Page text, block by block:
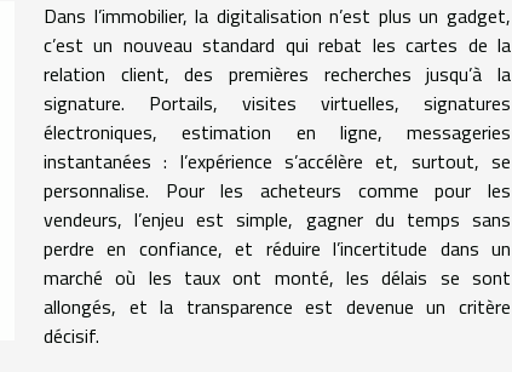
Dans l’immobilier, la digitalisation n’est plus un gadget,
c’est un nouveau standard qui rebat les cartes de la
relation client, des premières recherches jusqu’à la
signature. Portails, visites virtuelles, signatures
électroniques, estimation en ligne, messageries
instantanées : l’expérience s’accélère et, surtout, se
personnalise. Pour les acheteurs comme pour les
vendeurs, l’enjeu est simple, gagner du temps sans
perdre en confiance, et réduire l’incertitude dans un
marché où les taux ont monté, les délais se sont
allongés, et la transparence est devenue un critère
décisif.